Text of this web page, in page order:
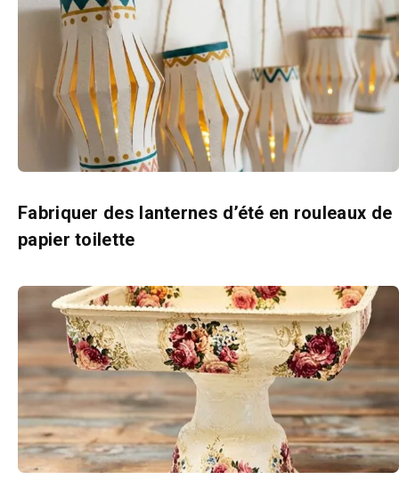
Fabriquer des lanternes d’été en rouleaux de
papier toilette